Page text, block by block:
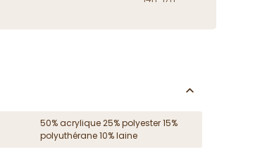
50% acrylique 25% polyester 15%
polyuthérane 10% laine